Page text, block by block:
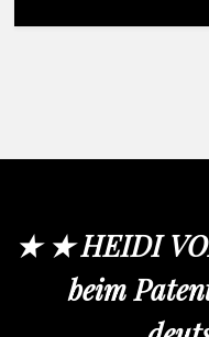
★ ★ HEIDI
beim